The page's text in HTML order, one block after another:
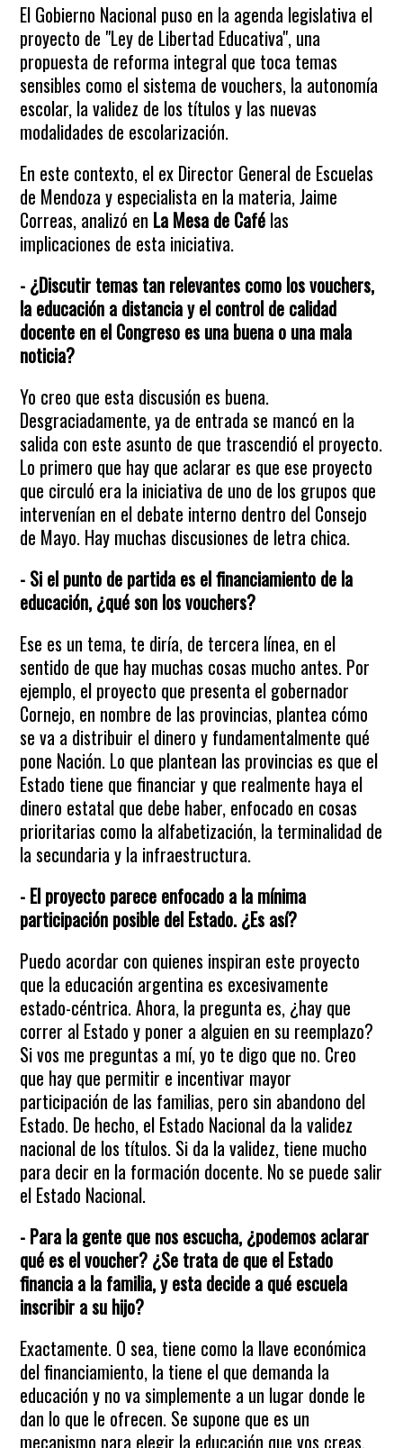
El Gobierno Nacional puso en la agenda legislativa el
proyecto de "Ley de Libertad Educativa", una
propuesta de reforma integral que toca temas
sensibles como el sistema de vouchers, la autonomía
escolar, la validez de los títulos y las nuevas
modalidades de escolarización.
En este contexto, el ex Director General de Escuelas
de Mendoza y especialista en la materia, Jaime
Correas, analizó en La Mesa de Café las
implicaciones de esta iniciativa.
- ¿Discutir temas tan relevantes como los vouchers,
la educación a distancia y el control de calidad
docente en el Congreso es una buena o una mala
noticia?
Yo creo que esta discusión es buena.
Desgraciadamente, ya de entrada se mancó en la
salida con este asunto de que trascendió el proyecto.
Lo primero que hay que aclarar es que ese proyecto
que circuló era la iniciativa de uno de los grupos que
intervenían en el debate interno dentro del Consejo
de Mayo. Hay muchas discusiones de letra chica.
- Si el punto de partida es el financiamiento de la
educación, ¿qué son los vouchers?
Ese es un tema, te diría, de tercera línea, en el
sentido de que hay muchas cosas mucho antes. Por
ejemplo, el proyecto que presenta el gobernador
Cornejo, en nombre de las provincias, plantea cómo
se va a distribuir el dinero y fundamentalmente qué
pone Nación. Lo que plantean las provincias es que el
Estado tiene que financiar y que realmente haya el
dinero estatal que debe haber, enfocado en cosas
prioritarias como la alfabetización, la terminalidad de
la secundaria y la infraestructura.
- El proyecto parece enfocado a la mínima
participación posible del Estado. ¿Es así?
Puedo acordar con quienes inspiran este proyecto
que la educación argentina es excesivamente
estado-céntrica. Ahora, la pregunta es, ¿hay que
correr al Estado y poner a alguien en su reemplazo?
Si vos me preguntas a mí, yo te digo que no. Creo
que hay que permitir e incentivar mayor
participación de las familias, pero sin abandono del
Estado. De hecho, el Estado Nacional da la validez
nacional de los títulos. Si da la validez, tiene mucho
para decir en la formación docente. No se puede salir
el Estado Nacional.
- Para la gente que nos escucha, ¿podemos aclarar
qué es el voucher? ¿Se trata de que el Estado
financia a la familia, y esta decide a qué escuela
inscribir a su hijo?
Exactamente. O sea, tiene como la llave económica
del financiamiento, la tiene el que demanda la
educación y no va simplemente a un lugar donde le
dan lo que le ofrecen. Se supone que es un
mecanismo para elegir la educación que vos creas.